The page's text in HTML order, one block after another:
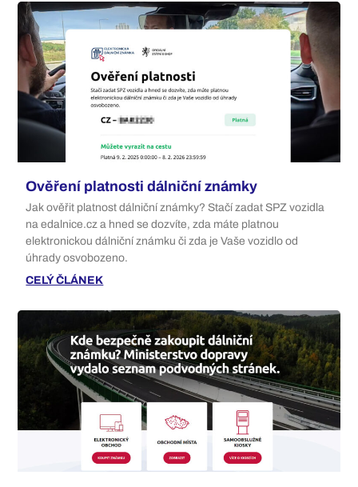
Ověření platnosti dálniční známky
Jak ověřit platnost dálniční známky? Stačí zadat SPZ vozidla
na edalnice.cz a hned se dozvíte, zda máte platnou
elektronickou dálniční známku či zda je Vaše vozidlo od
úhrady osvobozeno.
CELÝ ČLÁNEK